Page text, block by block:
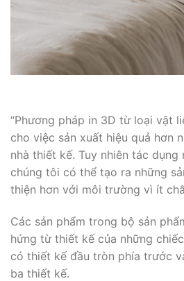
“Phương pháp in 3D từ loại vật
cho việc sản xuất hiệu quả hơn
nhà thiết kế. Tuy nhiên tác
chúng tôi có thể tạo ra những
thiện hơn với môi trường vì ít
Các sản phẩm trong bộ sản
hứng từ thiết kế của những
có thiết kế đầu tròn phía trước
ba thiết kế.